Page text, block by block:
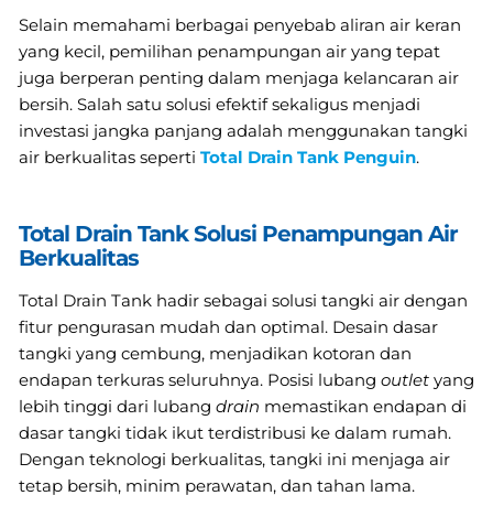
Selain memahami berbagai penyebab aliran air keran
yang kecil, pemilihan penampungan air yang tepat
juga berperan penting dalam menjaga kelancaran air
bersih. Salah satu solusi efektif sekaligus menjadi
investasi jangka panjang adalah menggunakan tangki
air berkualitas seperti Total Drain Tank Penguin.
Total Drain Tank Solusi Penampungan Air
Berkualitas
Total Drain Tank hadir sebagai solusi tangki air dengan
fitur pengurasan mudah dan optimal. Desain dasar
tangki yang cembung, menjadikan kotoran dan
endapan terkuras seluruhnya. Posisi lubang outlet yang
lebih tinggi dari lubang drain memastikan endapan di
dasar tangki tidak ikut terdistribusi ke dalam rumah.
Dengan teknologi berkualitas, tangki ini menjaga air
tetap bersih, minim perawatan, dan tahan lama.